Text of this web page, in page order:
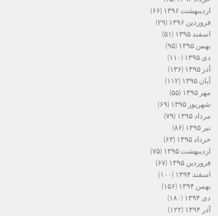
اردیبهشت ۱۳۹۶
(۶۶)
فروردین ۱۳۹۶
(۲۹)
اسفند ۱۳۹۵
(۵۱)
بهمن ۱۳۹۵
(۹۵)
دی ۱۳۹۵
(۱۱۰)
آذر ۱۳۹۵
(۱۳۶)
آبان ۱۳۹۵
(۱۱۲)
مهر ۱۳۹۵
(۵۵)
شهریور ۱۳۹۵
(۶۹)
مرداد ۱۳۹۵
(۷۹)
تیر ۱۳۹۵
(۸۶)
خرداد ۱۳۹۵
(۶۳)
اردیبهشت ۱۳۹۵
(۷۵)
فروردین ۱۳۹۵
(۶۷)
اسفند ۱۳۹۴
(۱۰۰)
بهمن ۱۳۹۴
(۱۵۶)
دی ۱۳۹۴
(۱۸۰)
آذر ۱۳۹۴
(۱۲۲)